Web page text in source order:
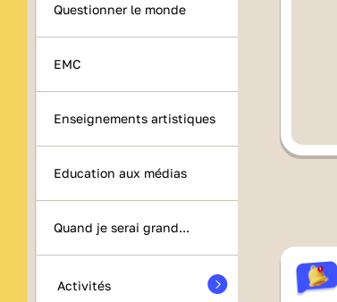
Questionner le monde
EMC
Enseignements artistiques
Education aux médias
Quand je serai grand...
Activités